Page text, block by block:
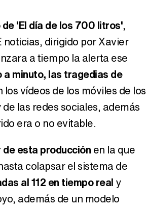
'El día de los 700 litros',
dirigido por Xavier
a tiempo la alerta ese
minuto, las tragedias de
vídeos de los móviles de los
las redes sociales, además
era o no evitable.
esta producción en la que
colapsar el sistema de
al 112 en tiempo real y
además de un modelo